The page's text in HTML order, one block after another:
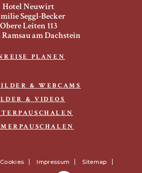
Hotel Neuwirt
Seggl-Becker
Obere Leiten 113
Ramsau am Dachstein
PLANEN
& WEBCAMS
& VIDEOS
Cookies Impressum Sitemap